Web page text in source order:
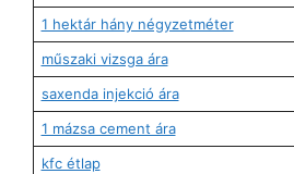
1 hektár hány négyzetméter
műszaki vizsga ára
saxenda injekció ára
1 mázsa cement ára
kfc étlap